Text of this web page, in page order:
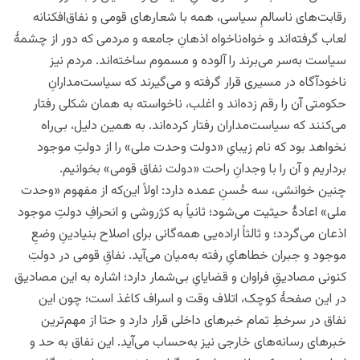
رقابت‌های ناسالمِ سیاسی، همه با شعارهای قومی و نفاق‌افکنانه
لعاب گرفته‌اند و خواه‌ناخواه اذهانِ جامعه و مردمی که دور از چشمۀ
سیاست به‌سر می‌برند را آلوده و مسموم ساخته‌اند. مردم نیز
ناخودآگاه در مسیری قرار گرفته و می‌گیرند که سیاست‌مدارانِ
حکومتی آن را رقم زده‌اند و اغلب، ناخواسته به همان شکلی رفتار
می‌کنند که سیاست‌مداران رفتار کرده‌اند. به همین دلیل، بی‌راه
نخواهد بود که نام زیبایِ «دولت وحدت ملی» را از دولتِ موجود
برداریم و آن را با وجدانِ راحت «دولت نفاق قومی» بخوانیم.
چنین خوانشی، سه حُسنِ عمده دارد: اولاً این‌که از مفهوم «وحدت
ملی» اعادۀ حیثیت می‌شود؛ ثانیاً به کژروشی و انحرافِ دولتِ موجود
اذعان می‌گردد؛ و ثالثاً اراده‌یی همه‌گانی برای اصلاح بنیادینِ وضعِ
موجود و جبران خطاهایِ رفته به‌میان می‌آید. نفاقِ قومی در دولتِ
کنونی مصادیقِ فراوان و قضایایِ بی‌شمار دارد؛ اشاره به این‌ مصادیق
در این صفحۀ کوچک، اتلاف وقت و اسراف کاغذ است؛ چون این
نفاق در سرخطِ تمام خبرهای داخلی قرار دارد و حتا از مهم‌ترین
خبرهای رسانه‌های خارجی نیز به‌حساب می‌آید. این نفاق به حد و